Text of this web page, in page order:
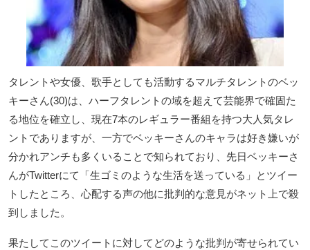
タレントや女優、歌手としても活動するマルチタレントのベッ
キーさん(30)は、ハーフタレントの域を超えて芸能界で確固た
る地位を確立し、現在7本のレギュラー番組を持つ大人気タレ
ントでありますが、一方でベッキーさんのキャラは好き嫌いが
分かれアンチも多くいることで知られており、先日ベッキーさ
んがTwitterにて「生ゴミのような生活を送っている」とツイー
トしたところ、心配する声の他に批判的な意見がネット上で殺
到しました。
果たしてこのツイートに対してどのような批判が寄せられてい